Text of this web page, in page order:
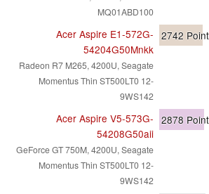
MQ01ABD100
Acer Aspire E1-572G-
54204G50Mnkk
Radeon R7 M265, 4200U, Seagate
Momentus Thin ST500LT0 12-
9WS142
2742
Acer Aspire V5-573G-
54208G50aii
GeForce GT 750M, 4200U, Seagate
Momentus Thin ST500LT0 12-
9WS142
2878